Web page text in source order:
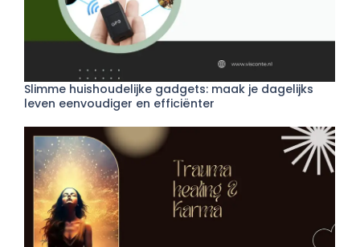
Slimme huishoudelijke gadgets: maak je dagelijks
leven eenvoudiger en efficiënter